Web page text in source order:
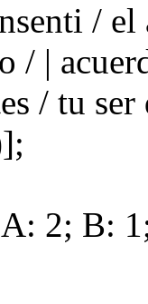
/ el
/ |
/ tu
A: 2; B: